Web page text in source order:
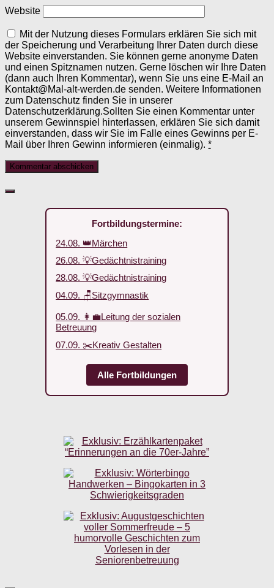
Website
Mit der Nutzung dieses Formulars erklären Sie sich mit
der Speicherung und Verarbeitung Ihrer Daten durch diese
Website einverstanden. Sie können gerne anonyme Daten
und einen Spitznamen nutzen. Gerne löschen wir Ihre Daten
(dann auch Ihren Kommentar), wenn Sie uns eine E-Mail an
Kontakt@Mal-alt-werden.de senden. Weitere Informationen
zum Datenschutz finden Sie in unserer
Datenschutzerklärung.Sollten Sie einen Kommentar unter
unserem Gewinnspiel hinterlassen, erklären Sie sich damit
einverstanden, dass wir Sie im Falle eines Gewinns per E-
Mail über Ihren Gewinn informieren (einmalig). *
Fortbildungstermine:
24.08. 👑Märchen
26.08. 💡Gedächtnistraining
28.08. 💡Gedächtnistraining
04.09. 🪑Sitzgymnastik
05.09. 👩‍💼Leitung der sozialen
Betreuung
07.09. ✂️Kreativ Gestalten
Alle Fortbildungen